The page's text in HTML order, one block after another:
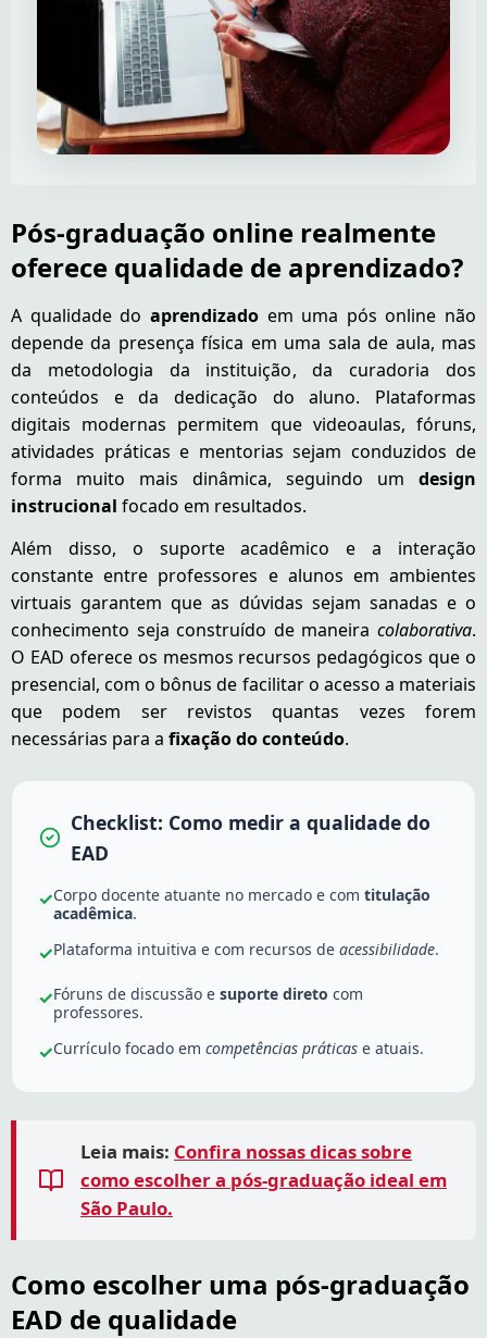
Pós-graduação online realmente
oferece qualidade de aprendizado?
A qualidade do aprendizadoem uma pós online não
depende da presença física em uma sala de aula, mas
da metodologia da instituição, da curadoria dos
conteúdos e da dedicação do aluno. Plataformas
digitais modernas permitem que videoaulas, fóruns,
atividades práticas e mentorias sejam conduzidos de
forma muito mais dinâmica, seguindo um design
instrucional focado em resultados.
Além disso, o suporte acadêmico e a interação
constante entre professores e alunos em ambientes
virtuais garantem que as dúvidas sejam sanadas e o
conhecimento seja construído de maneira colaborativa.
O EAD oferece os mesmos recursos pedagógicos que o
presencial, com o bônus de facilitar o acesso a materiais
que podem ser revistos quantas vezes forem
necessárias para a fixação do conteúdo.
Checklist: Como medir a qualidade do
EAD
✓Corpo docente atuante no mercado e com titulação
acadêmica.
✓Plataforma intuitiva e com recursos de acessibilidade.
✓Fóruns de discussão e suporte direto com
professores.
✓Currículo focado em competências práticas e atuais.
Leia mais: Confira nossas dicas sobre
como escolher a pós-graduação ideal em
São Paulo.
Como escolher uma pós-graduação
EAD de qualidade